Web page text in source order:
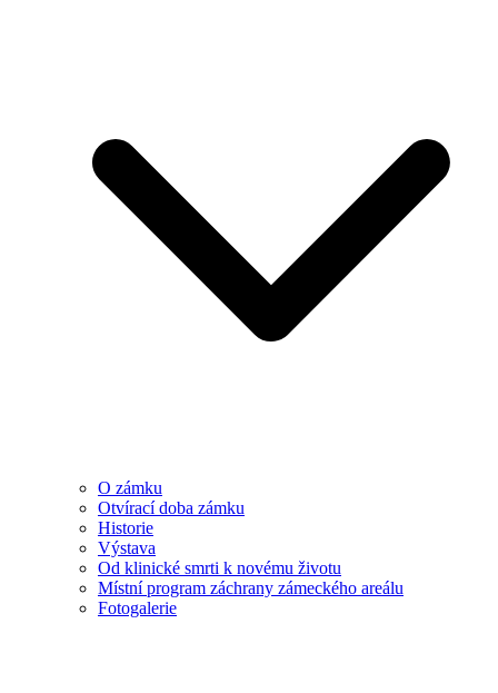
O zámku
Otvírací doba zámku
Historie
Výstava
Od klinické smrti k novému životu
Místní program záchrany zámeckého areálu
Fotogalerie